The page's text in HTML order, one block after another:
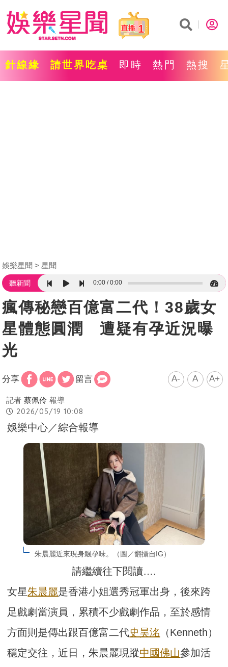
1
針線緣 請世界吃桌 即時 熱門 熱搜
娛樂星聞 星聞
聽新聞 0:00 0:00
瘋傳秘戀百億富二代！38歲女
星體態圓潤 遭疑有孕近況曝
光
分享 留言 A- A A+
記者 蔡佩伶 報導
2026/05/19 10:08
娛樂中心／綜合報導
朱晨麗近來現身飄孕味。（圖／翻攝自IG）
請繼續往下閱讀….
女星朱晨麗是香港小姐選秀冠軍出身，後來跨
足戲劇當演員，累積不少戲劇作品，至於感情
方面則是傳出跟百億富二代史昊洺 （Kenneth）
穩定交往，近日，朱晨麗現蹤中國佛山參加活